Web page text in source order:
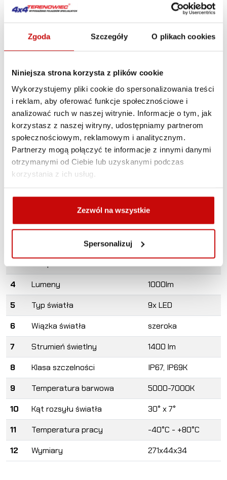
Zgoda Szczegóły O plikach cookies
Niniejsza strona korzysta z plików cookie
Wykorzystujemy pliki cookie do spersonalizowania treści
i reklam, aby oferować funkcje społecznościowe i
analizować ruch w naszej witrynie. Informacje o tym, jak
korzystasz z naszej witryny, udostępniamy partnerom
społecznościowym, reklamowym i analitycznym.
Partnerzy mogą połączyć te informacje z innymi danymi
otrzymanymi od Ciebie lub uzyskanymi podczas
korzystania z ich usług.
Zezwól na wszystkie
Spersonalizuj
z boku pojazdu. Dla tych, którzy dokonują aktualizacji
ponieważ złącze przewodu można dopasować do miejsca,
które pasuje do pierwotnego miejsca montażu poprzedniej
Służą do oświetlania miejsc wokół pojazdów, ciągników,
maszyn wolnobieżnych oraz dowolnych miejsc dających
możliwość zasilania wskazanym napięciem. Są zgodne
z dyrektywa kompatybilności elektromagnetycznej
2004/108/EC. Nie emitują zakłóceń
elektromagnetycznych i są na nie odporne. Wymagają
zasilania z odpowiednia polaryzacja. Mogą być montowane
w pozycji poziomej na dowolnym, płaskim elemencie
nadwozia. Istnieje możliwość zamontowania na przewodzie
wybranego złącza (na zamówienie).
1
Napięcie
12-24V
3
Temperatura światła
6000K
4
Lumeny
1000lm
5
Typ światła
9x LED
6
Wiązka światła
szeroka
7
Strumień świetlny
1400 lm
8
Klasa szczelności
IP67, IP69K
9
Temperatura barwowa
5000-7000K
10
Kąt rozsyłu światła
30° x 7°
11
Temperatura pracy
-40°C - +80°C
12
Wymiary 271x44x34